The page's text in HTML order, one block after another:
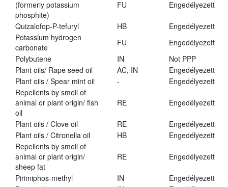
(formerly potassium
phosphite)
FU Engedélyezett
Quizalofop-P-tefuryl HB
Engedélyezett
Potassium hydrogen
carbonate
FU
Engedélyezett
Polybutene
IN
Not PPP
Plant oils/ Rape seed oil
AC, IN
Engedélyezett
Plant oils / Spear mint oil
-
Engedélyezett
Repellents by smell of
animal or plant origin/ fish
oil
RE Engedélyezett
Plant oils / Clove oil RE
Engedélyezett
Plant oils / Citronella oil
HB
Engedélyezett
Repellents by smell of
animal or plant origin/
sheep fat
RE Engedélyezett
Pirimiphos-methyl IN
Engedélyezett